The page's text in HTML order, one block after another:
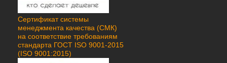
Сертификат системы
менеджмента качества (СМК)
на соответствие требованиям
стандарта ГОСТ ISO 9001-2015
(ISO 9001:2015)